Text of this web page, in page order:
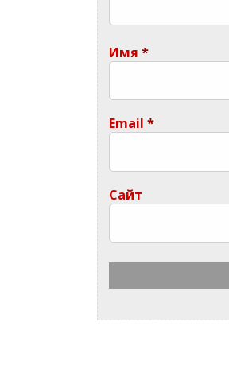
Имя*
Email*
Сайт